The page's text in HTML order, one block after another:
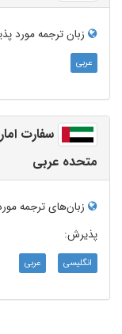
زبان ترجمه‌ مورد
عربی
سفارت
متحده عربی
زبان‌های ترجمه
پذیرش:
انگلیسی عربی